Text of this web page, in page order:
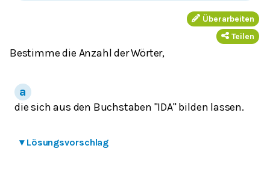
Überarbeiten
Teilen
Bestimme die Anzahl der Wörter,
die sich aus den Buchstaben "IDA" bilden lassen.
▾ Lösungsvorschlag